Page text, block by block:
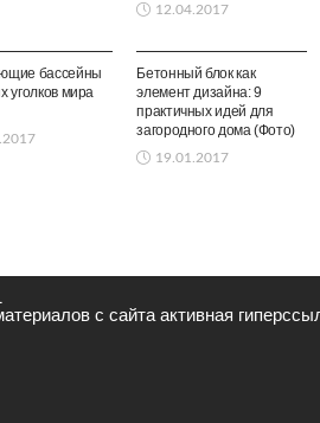
12.04.2017
бассейны
уголков мира
Бетонный блок как
элемент дизайна: 9
практичных идей для
загородного дома (Фото)
19.01.2017
с сайта активная